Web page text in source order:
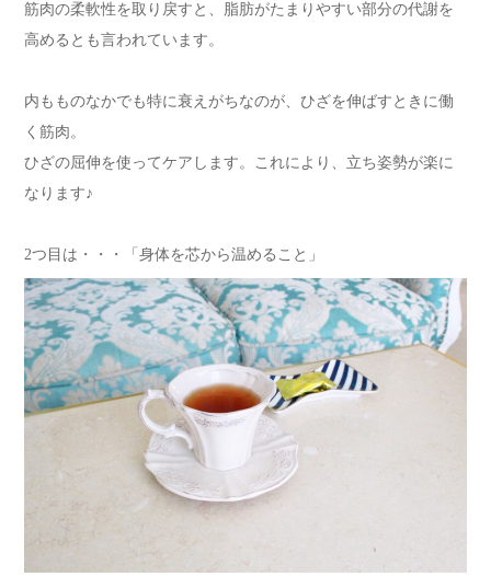
筋肉の柔軟性を取り戻すと、脂肪がたまりやすい部分の代謝を
高めるとも言われています。
内もものなかでも特に衰えがちなのが、ひざを伸ばすときに働
く筋肉。
ひざの屈伸を使ってケアします。これにより、立ち姿勢が楽に
なります♪
2つ目は・・・「身体を芯から温めること」